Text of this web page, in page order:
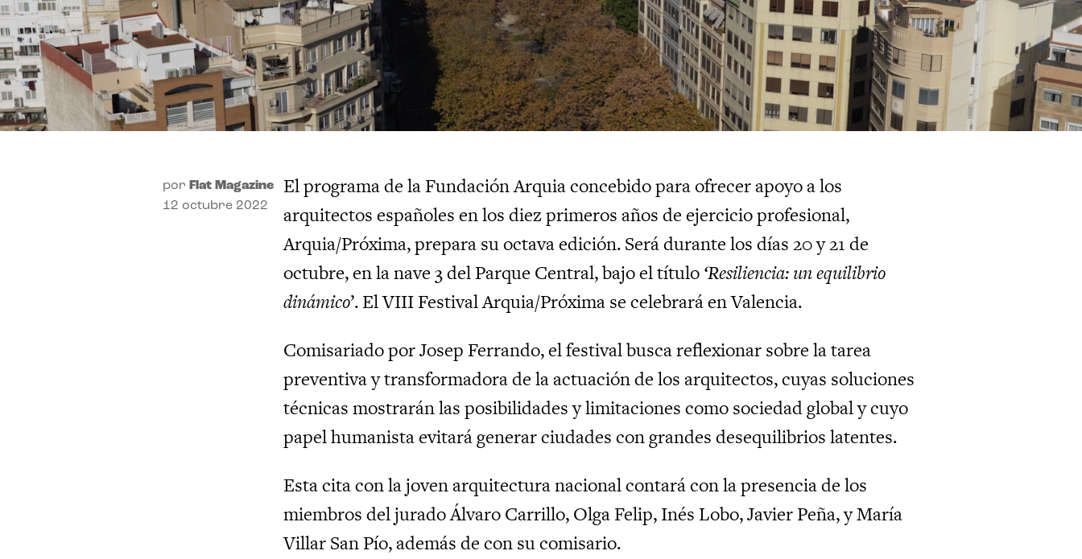
por Flat Magazine
12 octubre 2022
El programa de la Fundación Arquia concebido para ofrecer apoyo a los
arquitectos españoles en los diez primeros años de ejercicio profesional,
Arquia/Próxima, prepara su octava edición. Será durante los días 20 y 21 de
octubre, en la nave 3 del Parque Central, bajo el título‘Resiliencia: un equilibrio
dinámico’. El VIII Festival Arquia/Próxima se celebrará en Valencia.
Comisariado por Josep Ferrando, el festival busca reflexionar sobre la tarea
preventiva y transformadora de la actuación de los arquitectos, cuyas soluciones
técnicas mostrarán las posibilidades ylimitaciones como sociedad global y cuyo
papel humanista evitará generarciudades con grandes desequilibrios latentes.
Esta cita con la joven arquitectura nacional contará con la presencia de los
miembros del jurado Álvaro Carrillo, Olga Felip, Inés Lobo, Javier Peña, yMaría
Villar San Pío, además de con su comisario.